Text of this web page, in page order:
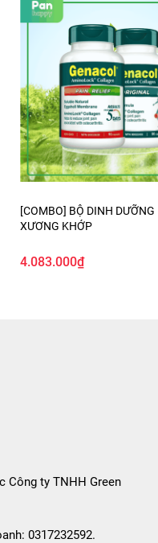
[COMBO] BỘ DINH DƯỠNG
XƯƠNG KHỚP
4.083.000₫
Công ty TNHH Green
0317232592.